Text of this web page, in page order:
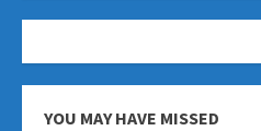
YOU MAY HAVE MISSED